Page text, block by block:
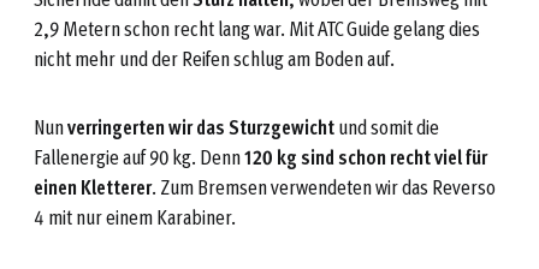
2,9 Metern schon recht lang war. Mit ATC Guide gelang dies
nicht mehr und der Reifen schlug am Boden auf.
Nunverringerten wir das Sturzgewichtund somit die
Fallenergie auf 90 kg. Denn120 kg sind schon recht viel für
einen Kletterer. Zum Bremsen verwendeten wir das Reverso
4 mit nur einem Karabiner.